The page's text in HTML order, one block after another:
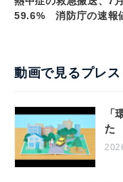
59.6% 消防庁の速報
動画で見るプレ
「
た